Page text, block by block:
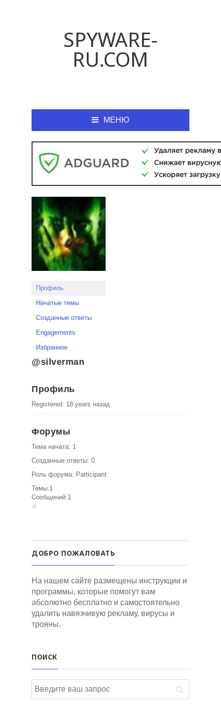
SPYWARE-
RU.COM
МЕНЮ
Профиль
Начатые темы
Созданные ответы
Engagements
Избранное
@silverman
Профиль
Registered: 18 years назад
Форумы
Тема начата: 1
Созданные ответы: 0
Роль форума: Participant
Темы:1
Сообщений:1
☆
ДОБРО ПОЖАЛОВАТЬ
На нашем сайте размещены инструкции и
программы, которые помогут вам
абсолютно бесплатно и самостоятельно
удалить навязчивую рекламу, вирусы и
трояны.
ПОИСК